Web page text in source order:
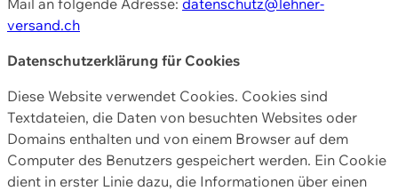
versand.ch
Datenschutzerklärung für Cookies
Diese Website verwendet Cookies. Cookies sind
Textdateien, die Daten von besuchten Websites oder
Domains enthalten und von einem Browser auf dem
Computer des Benutzers gespeichert werden. Ein Cookie
dient in erster Linie dazu, die Informationen über einen